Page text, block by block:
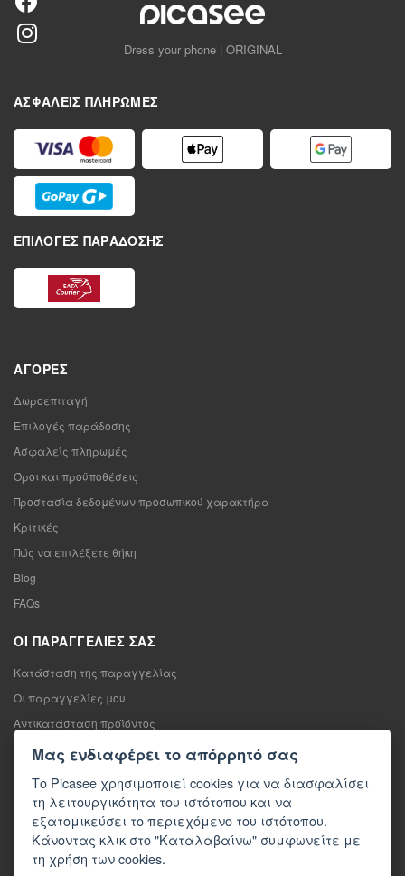
Dress your phone | ORIGINAL
ΑΣΦΑΛΕΊΣ ΠΛΗΡΩΜΈΣ
ΕΠΙΛΟΓΈΣ ΠΑΡΆΔΟΣΗΣ
ΑΓΟΡΈΣ
Δωροεπιταγή
Επιλογές παράδοσης
Ασφαλείς πληρωμές
Όροι και προϋποθέσεις
Προστασία δεδομένων προσωπικού χαρακτήρα
Κριτικές
Πώς να επιλέξετε θήκη
Blog
FAQs
ΟΙ ΠΑΡΑΓΓΕΛΊΕΣ ΣΑΣ
Κατάσταση της παραγγελίας
Οι παραγγελίες μου
Αντικατάσταση προϊόντος
Υπαναχώρηση από τη σύμβαση πώλησης
Παράπονο
ΕΠΙΚΟΙΝΩΝΊΑ
Επικοινωνία
Φόρμα επικοινωνίας
Μας ενδιαφέρει το απόρρητό σας
Το Picasee χρησιμοποιεί cookies για να διασφαλίσει
τη λειτουργικότητα του ιστότοπου και να
εξατομικεύσει το περιεχόμενο του ιστότοπου.
Κάνοντας κλικ στο "Καταλαβαίνω" συμφωνείτε με
τη χρήση των cookies.